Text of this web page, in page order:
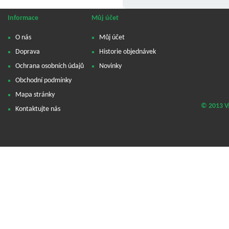
Informace
O nás
Doprava
Ochrana osobních údajů
Obchodní podmínky
Mapa stránky
Kontaktujte nás
Můj účet
Můj účet
Historie objednávek
Novinky
© 2013